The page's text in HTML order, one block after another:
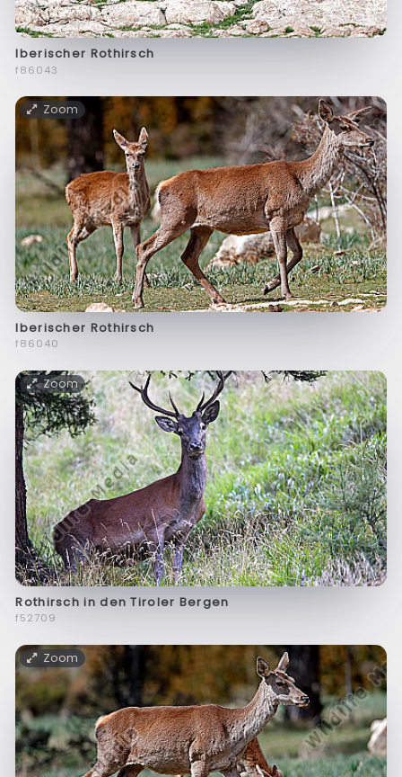
Iberischer Rothirsch
f86043
Zoom
Iberischer Rothirsch
f86040
Zoom
Rothirsch in den Tiroler Bergen
f52709
Zoom